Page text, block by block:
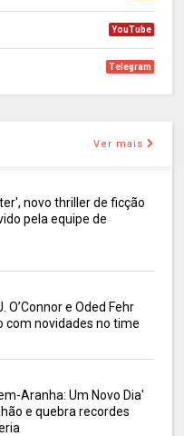
YouTube
Telegram
Ver mais
novo thriller de ficção
pela equipe de
O’Connor e Oded Fehr
com novidades no time
Aranha: Um Novo Dia'
e quebra recordes